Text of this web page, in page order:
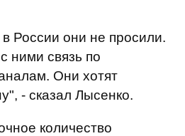
России они не просили.
ними связь по
Они хотят
- сказал Лысенко.
количество